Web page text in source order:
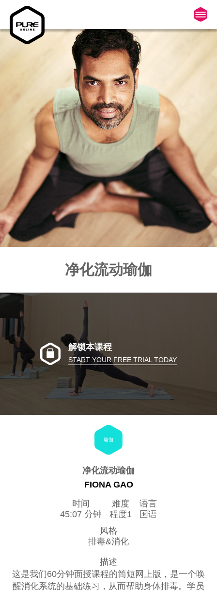
净化流动瑜伽
解锁本课程
START YOUR FREE TRIAL TODAY
瑜伽
净化流动瑜伽
FIONA GAO
时间
45:07 分钟
难度
程度1
语言
国语
风格
排毒&消化
描述
这是我们60分钟面授课程的简短网上版，是一个唤
醒消化系统的基础练习，从而帮助身体排毒。学员